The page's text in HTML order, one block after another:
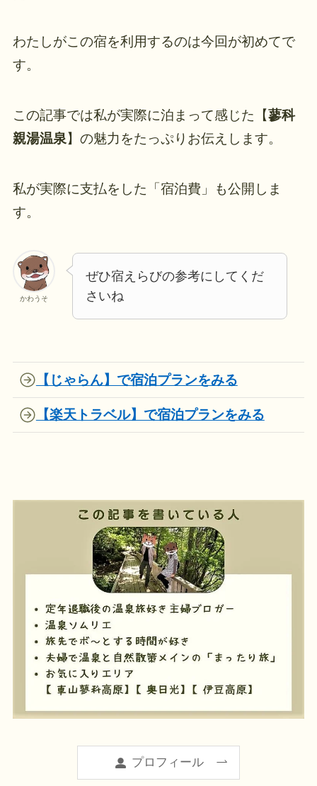
わたしがこの宿を利用するのは今回が初めてで
す。
この記事では私が実際に泊まって感じた【蓼科
親湯温泉】の魅力をたっぷりお伝えします。
私が実際に支払をした「宿泊費」も公開しま
す。
かわうそ
ぜひ宿えらびの参考にしてくだ
さいね
【じゃらん】で宿泊プランをみる
【楽天トラベル】で宿泊プランをみる
プロフィール